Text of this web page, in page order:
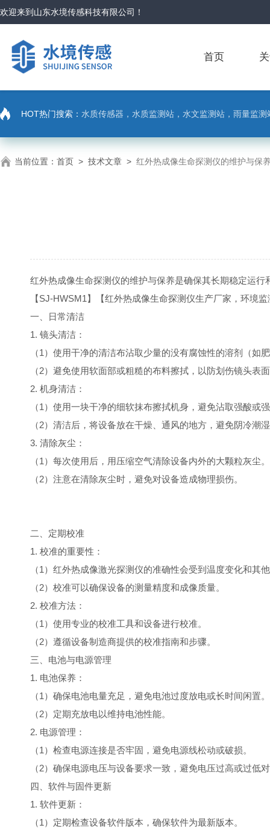
欢迎来到 山东水境传感科技有限公司 ！
首页
HOT热门搜索： 水质传感器，水质监测站，水文监测站，雨量监
当前位置： 首页 > 技术文章 > 红外热成像生命探测仪的维护与保
红外热成像生命探测仪的维护与保养是确保其长期稳定运行
【SJ-HWSM1】【红外热成像生命探测仪生产厂家，环境
一、日常清洁
1. 镜头清洁：
（1）使用干净的清洁布沾取少量的没有腐蚀性的溶剂（如
（2）避免使用软面部或粗糙的布料擦拭，以防划伤镜头表
2. 机身清洁：
（1）使用一块干净的细软抹布擦拭机身，避免沾取强酸或
（2）清洁后，将设备放在干燥、通风的地方，避免阴冷潮
3. 清除灰尘：
（1）每次使用后，用压缩空气清除设备内外的大颗粒灰尘。
（2）注意在清除灰尘时，避免对设备造成物理损伤。
二、定期校准
1. 校准的重要性：
（1）红外热成像激光探测仪的准确性会受到温度变化和其
（2）校准可以确保设备的测量精度和成像质量。
2. 校准方法：
（1）使用专业的校准工具和设备进行校准。
（2）遵循设备制造商提供的校准指南和步骤。
三、电池与电源管理
1. 电池保养：
（1）确保电池电量充足，避免电池过度放电或长时间闲置。
（2）定期充放电以维持电池性能。
2. 电源管理：
（1）检查电源连接是否牢固，避免电源线松动或破损。
（2）确保电源电压与设备要求一致，避免电压过高或过低
四、软件与固件更新
1. 软件更新：
（1）定期检查设备软件版本，确保软件为最新版本。